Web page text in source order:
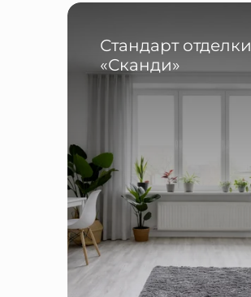
Стандарт отделки
«Сканди»